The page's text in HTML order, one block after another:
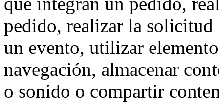
pedido, realizar la
un evento, utilizar
navegación, almacenar
o sonido o compartir